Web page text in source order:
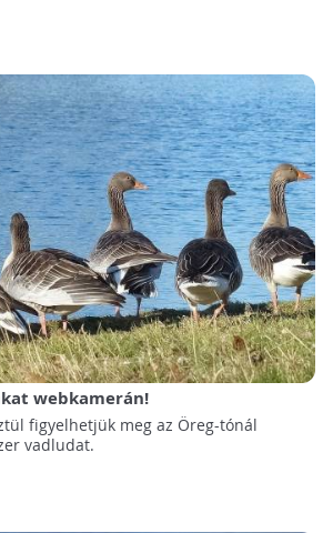
webkamerán!
figyelhetjük meg az Öreg-tónál
vadludat.